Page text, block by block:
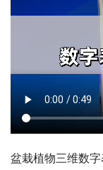
盆栽植物三维数